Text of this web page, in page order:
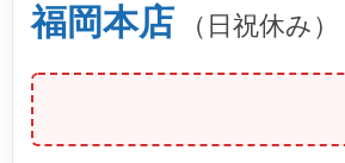
福岡本店 （日祝休み）